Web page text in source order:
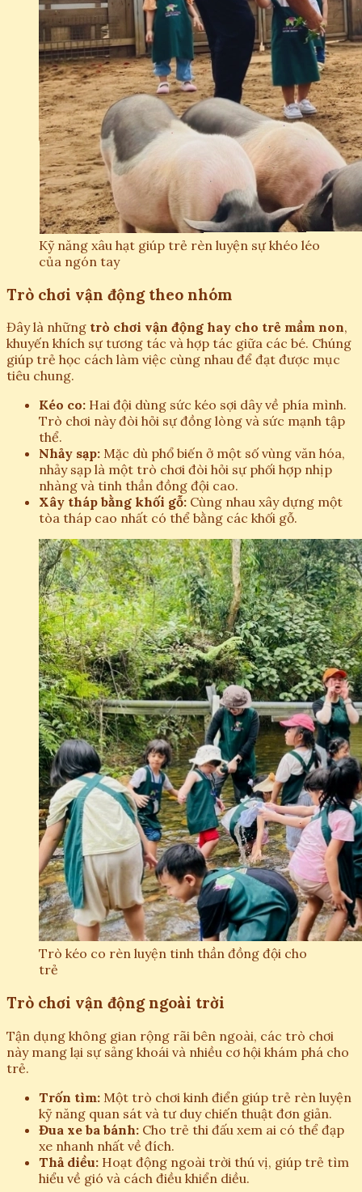
Kỹ năng xâu hạt giúp trẻ rèn luyện sự khéo léo
của ngón tay
Trò chơi vận động theo nhóm
Đây là những trò chơi vận động hay cho trẻ mầm non,
khuyến khích sự tương tác và hợp tác giữa các bé. Chúng
giúp trẻ học cách làm việc cùng nhau để đạt được mục
tiêu chung.
Kéo co: Hai đội dùng sức kéo sợi dây về phía mình.
Trò chơi này đòi hỏi sự đồng lòng và sức mạnh tập
thể.
Nhảy sạp: Mặc dù phổ biến ở một số vùng văn hóa,
nhảy sạp là một trò chơi đòi hỏi sự phối hợp nhịp
nhàng và tinh thần đồng đội cao.
Xây tháp bằng khối gỗ: Cùng nhau xây dựng một
tòa tháp cao nhất có thể bằng các khối gỗ.
Trò kéo co rèn luyện tinh thần đồng đội cho
trẻ
Trò chơi vận động ngoài trời
Tận dụng không gian rộng rãi bên ngoài, các trò chơi
này mang lại sự sảng khoái và nhiều cơ hội khám phá cho
trẻ.
Trốn tìm: Một trò chơi kinh điển giúp trẻ rèn luyện
kỹ năng quan sát và tư duy chiến thuật đơn giản.
Đua xe ba bánh: Cho trẻ thi đấu xem ai có thể đạp
xe nhanh nhất về đích.
Thả diều: Hoạt động ngoài trời thú vị, giúp trẻ tìm
hiểu về gió và cách điều khiển diều.